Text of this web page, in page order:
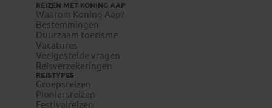
legalisatie.nl/koningaap-nl
www.wanda.be
www.itg.be
REIZEN MET KONING AAP
Waarom Koning Aap?
Bestemmingen
Duurzaam toerisme
Vacatures
Veelgestelde vragen
Reisverzekeringen
REISTYPES
Groepsreizen
Pioniersreizen
Festivalreizen